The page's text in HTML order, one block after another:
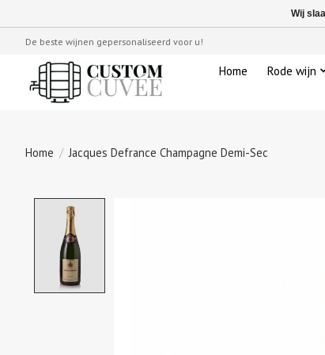
De beste wijnen gepersonaliseerd voor u!
Home Rode wijn
Home / Jacques Defrance Champagne Demi-Sec
Wij